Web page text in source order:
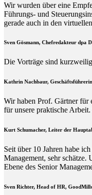
Wir wurden über eine
Führungs- und
gerade auch in den
Sven Gösmann, Chefredakteur dpa
Die Vorträge sind
Kathrin Nachbaur,
Wir haben Prof. Gärtner für
für unsere praktische
Kurt Schumacher, Leiter der
Seit über 10 Jahren habe
Management, sehr
Ebene des Senior
Sven Richter, Head of HR,